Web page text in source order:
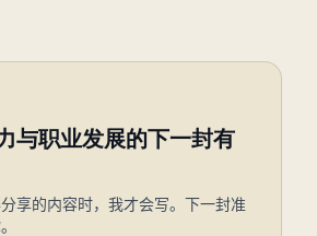
与职业发展的下一封有
享的内容时，我才会写。下一封准